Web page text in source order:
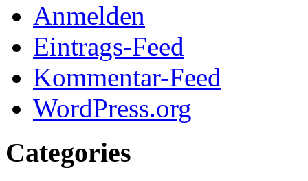
Anmelden
Eintrags-Feed
Kommentar-Feed
WordPress.org
Categories